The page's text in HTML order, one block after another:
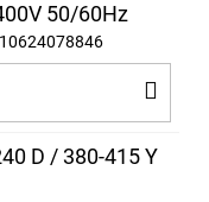
50/60Hz
D / 380-415 Y